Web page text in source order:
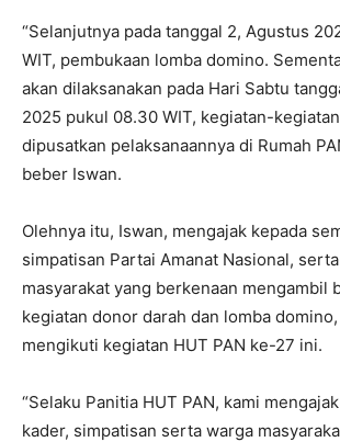
“Selanjutnya pada tanggal 2, Agustus
WIT, pembukaan lomba domino.
akan dilaksanakan pada Hari Sabtu
2025 pukul 08.30 WIT, kegiatan-
dipusatkan pelaksanaannya di Rumah
beber Iswan.
Olehnya itu, Iswan, mengajak kepada
simpatisan Partai Amanat Nasional,
masyarakat yang berkenaan mengambil
kegiatan donor darah dan lomba
mengikuti kegiatan HUT PAN ke-27 ini.
“Selaku Panitia HUT PAN, kami
kader, simpatisan serta warga